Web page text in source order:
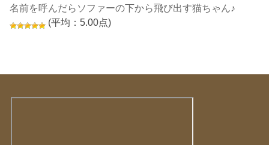
名前を呼んだらソファーの下から飛び出す猫ちゃん♪
(平均：5.00点)